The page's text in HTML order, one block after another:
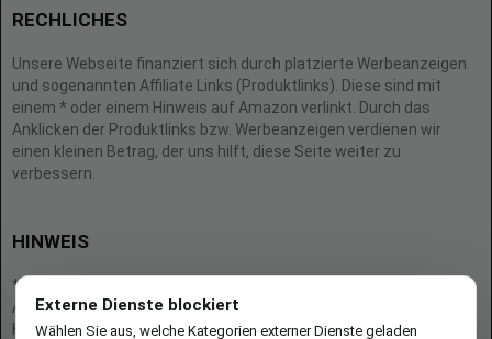
RECHLICHES
Unsere Webseite finanziert sich durch platzierte Werbeanzeigen
und sogenannten Affiliate Links (Produktlinks). Diese sind mit
einem * oder einem Hinweis auf Amazon verlinkt. Durch das
Anklicken der Produktlinks bzw. Werbeanzeigen verdienen wir
einen kleinen Betrag, der uns hilft, diese Seite weiter zu
verbessern.
HINWEIS
* = Afilliate-Link (=Werbung)
Als Amazon-Partner verdient der Seitenbetreiber an qualifizierten
Käufen.
Externe Dienste blockiert
Wählen Sie aus, welche Kategorien externer Dienste geladen